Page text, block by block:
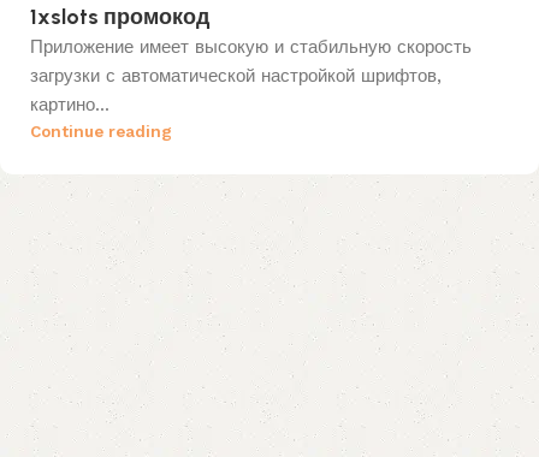
1xslots промокод
Приложение имеет высокую и стабильную скорость
загрузки с автоматической настройкой шрифтов,
картино...
Continue reading